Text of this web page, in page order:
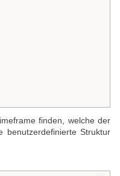
finden, welche der
benutzerdefinierte Struktur